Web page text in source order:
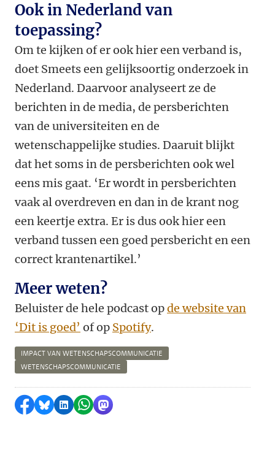
Ook in Nederland van
toepassing?
Om te kijken of er ook hier een verband is,
doet Smeets een gelijksoortig onderzoek in
Nederland. Daarvoor analyseert ze de
berichten in de media, de persberichten
van de universiteiten en de
wetenschappelijke studies. Daaruit blijkt
dat het soms in de persberichten ook wel
eens mis gaat. ‘Er wordt in persberichten
vaak al overdreven en dan in de krant nog
een keertje extra. Er is dus ook hier een
verband tussen een goed persbericht en een
correct krantenartikel.’
Meer weten?
Beluister de hele podcast opde website van
‘Dit is goed’ of op Spotify.
IMPACT VAN WETENSCHAPSCOMMUNICATIE
WETENSCHAPSCOMMUNICATIE
Delen op Facebook
Delen via Bluesky
Delen op LinkedIn
Delen via WhatsApp
Delen via Mastodon